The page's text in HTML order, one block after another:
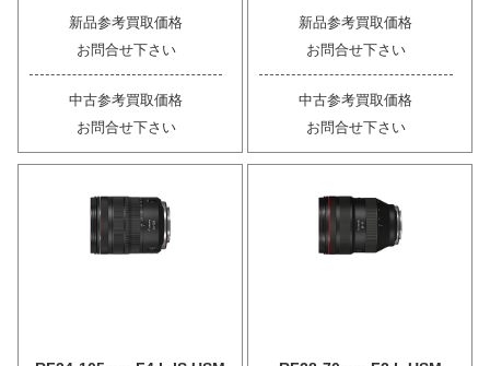
新品参考買取価格
お問合せ下さい
中古参考買取価格
お問合せ下さい
新品参考買取価格
お問合せ下さい
中古参考買取価格
お問合せ下さい